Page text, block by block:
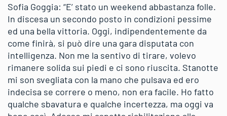
Sofia Goggia: “E’ stato un weekend abbastanza folle.
In discesa un secondo posto in condizioni pessime
ed una bella vittoria. Oggi, indipendentemente da
come finirà, si può dire una gara disputata con
intelligenza. Non me la sentivo di tirare, volevo
rimanere solida sui piedi e ci sono riuscita. Stanotte
mi son svegliata con la mano che pulsava ed ero
indecisa se correre o meno, non era facile. Ho fatto
qualche sbavatura e qualche incertezza, ma oggi va